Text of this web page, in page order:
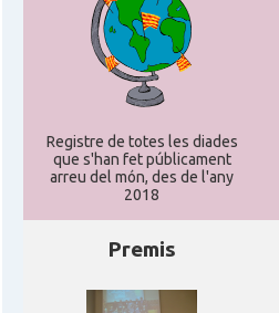
Registre de totes les diades
que s'han fet públicament
arreu del món, des de l'any
2018
Premis